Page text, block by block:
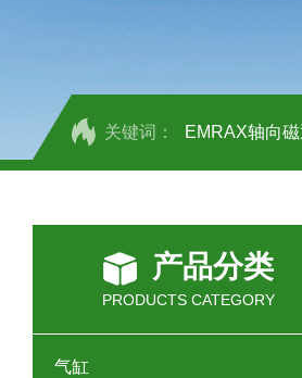
关键词： EMRAX轴向
OEMER三相
OEMER三相
产品分类
PRODUCTS CATEGORY
气缸